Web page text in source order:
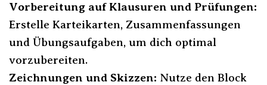
Vorbereitung auf Klausuren und Prüfungen:
Erstelle Karteikarten, Zusammenfassungen
und Übungsaufgaben, um dich optimal
vorzubereiten.
Zeichnungen und Skizzen: Nutze den Block